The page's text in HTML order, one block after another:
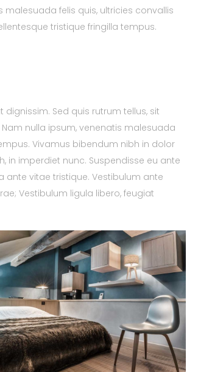
malesuada felis quis, ultricies convallis
tristique fringilla tempus.
Sed quis rutrum tellus, sit
nulla ipsum, venenatis malesuada
Vivamus bibendum nibh in dolor
in imperdiet nunc. Suspendisse eu ante
ante vitae tristique. Vestibulum ante
Vestibulum ligula libero, feugiat